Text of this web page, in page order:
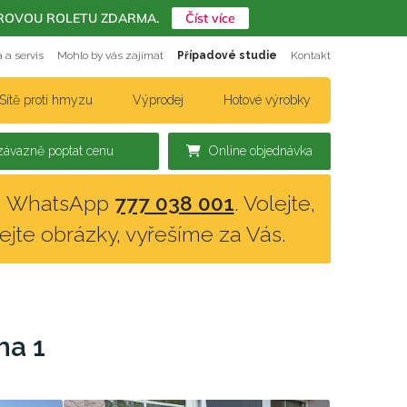
a servis Mohlo by vás zajímat Případové studie Kontakt
proti hmyzu Výprodej Hotové výrobky
Online objednávka
poptat cenu
WhatsApp 777 038 001. Volejte,
obrázky, vyřešíme za Vás.
1
ROLETU ZDARMA. Číst více